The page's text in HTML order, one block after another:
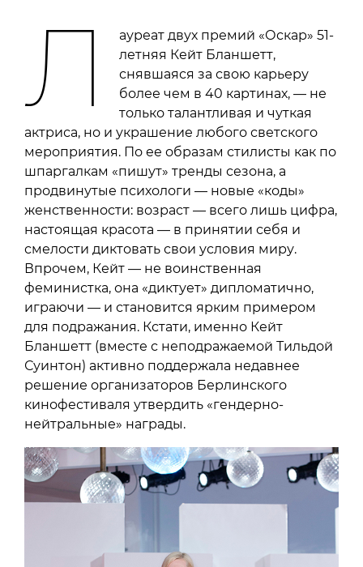
Л
ауреат двух премий «Оскар» 51-
летняя Кейт Бланшетт,
снявшаяся за свою карьеру
более чем в 40 картинах, — не
только талантливая и чуткая
актриса, но и украшение любого светского
мероприятия. По ее образам стилисты как по
шпаргалкам «пишут» тренды сезона, а
продвинутые психологи — новые «коды»
женственности: возраст — всего лишь цифра,
настоящая красота — в принятии себя и
смелости диктовать свои условия миру.
Впрочем, Кейт — не воинственная
феминистка, она «диктует» дипломатично,
играючи — и становится ярким примером
для подражания. Кстати, именно Кейт
Бланшетт (вместе с неподражаемой Тильдой
Суинтон) активно поддержала недавнее
решение организаторов Берлинского
кинофестиваля утвердить «гендерно-
нейтральные» награды.